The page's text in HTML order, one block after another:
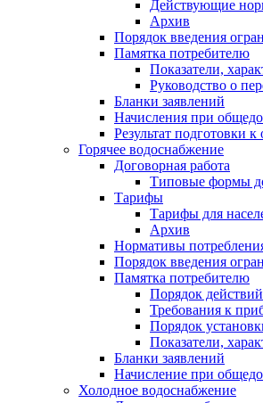
Действующие
Архив
Порядок введения
Памятка потребителю
Показатели,
Руководство о
Бланки заявлений
Начисления при
Результат подготовки
Горячее водоснабжение
Договорная работа
Типовые формы
Тарифы
Тарифы для
Архив
Нормативы
Порядок введения
Памятка потребителю
Порядок
Требования к
Порядок
Показатели,
Бланки заявлений
Начисление при
Холодное водоснабжение